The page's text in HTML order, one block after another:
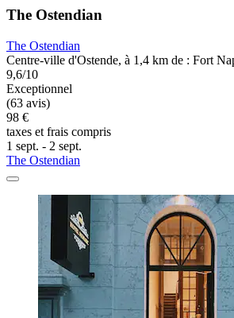
The Ostendian
The Ostendian
Centre-ville d'Ostende, à 1,4 km de : Fort
9,6/10
Exceptionnel
(63 avis)
98 €
taxes et frais compris
1 sept. - 2 sept.
The Ostendian